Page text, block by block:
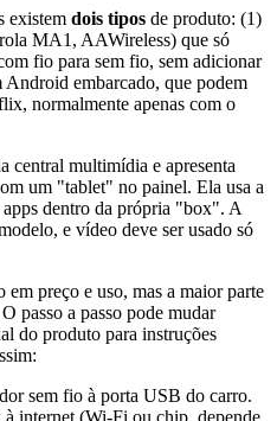
existem dois tipos de produto: (1)
MA1, AAWireless) que só
fio para sem fio, sem adicionar
Android embarcado, que podem
normalmente apenas com o
central multimídia e apresenta
um "tablet" no painel. Ela usa a
dentro da própria "box". A
e vídeo deve ser usado só
preço e uso, mas a maior parte
passo a passo pode mudar
do produto para instruções
sem fio à porta USB do carro.
internet (Wi-Fi ou chip, depende